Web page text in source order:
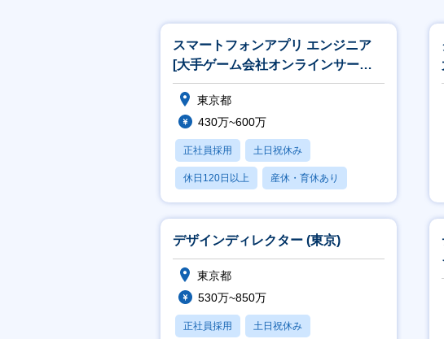
スマートフォンアプリ エンジニア
[大手ゲーム会社オンラインサービ
ス開発]
東京都
430万~600万
正社員採用 土日祝休み
休日120日以上 産休・育休あり
賞与あり
デザインディレクター (東京)
東京都
530万~850万
正社員採用 土日祝休み